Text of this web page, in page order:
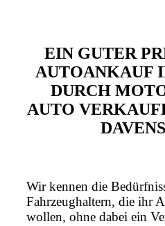
EIN GUTER
AUTOANKAUF
DURCH
AUTO
Wir kennen die
Fahrzeughaltern, die ihr
wollen, ohne dabei ein